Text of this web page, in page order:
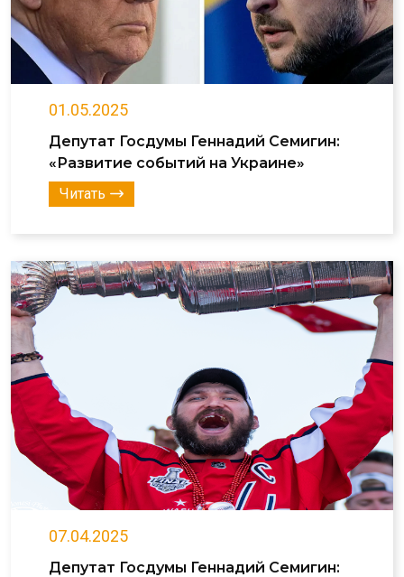
01.05.2025
Депутат Госдумы Геннадий Семигин:
«Развитие событий на Украине»
Читать
07.04.2025
Депутат Госдумы Геннадий Семигин: